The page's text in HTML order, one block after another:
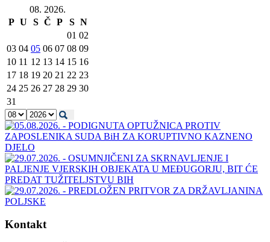
08. 2026.
P U S Č P S N
01 02
03 04 05 06 07 08 09
10 11 12 13 14 15 16
17 18 19 20 21 22 23
24 25 26 27 28 29 30
31
Kontakt